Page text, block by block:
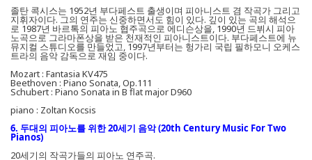
졸탄 콕시스는 1952년 부다페스트 출생이며 피아니스트 겸 작곡가 그리고
지휘자이다. 그의 연주는 신중하면서도 힘이 있다. 깊이 있는 곡의 해석으
로 1987년 바르톡의 피아노 협주곡으로 에디슨상을, 1990년 드뷔시 피아
노곡으로 그라마폰상을 받은 천재적인 피아니스트이다. 부다페스트에 뉴
뮤지컬 스튜디오를 만들었고, 1997년부터는 헝가리 국립 필하모니 오케스
트라의 음악 감독으로 재임 중이다.
Mozart : Fantasia KV475
Beethoven : Piano Sonata, Op.111
Schubert : Piano Sonata in B flat major D960
piano : Zoltan Kocsis
6. 두대의 피아노를 위한 20세기 음악 (20th Century Music For Two
Pianos)
20세기의 작곡가들의 피아노 연주곡.